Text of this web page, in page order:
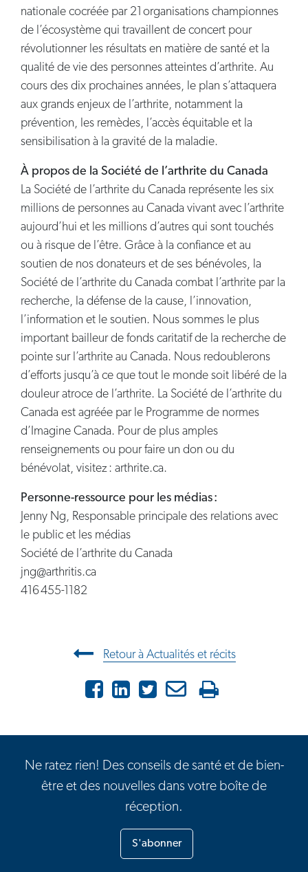
nationale cocréée par 21 organisations championnes
de l’écosystème qui travaillent de concert pour
révolutionner les résultats en matière de santé et la
qualité de vie des personnes atteintes d’arthrite. Au
cours des dix prochaines années, le plan s’attaquera
aux grands enjeux de l’arthrite, notamment la
prévention, les remèdes, l’accès équitable et la
sensibilisation à la gravité de la maladie.
À propos de la Société de l’arthrite du Canada
La Société de l’arthrite du Canada représente les six
millions de personnes au Canada vivant avec l’arthrite
aujourd’hui et les millions d’autres qui sont touchés
ou à risque de l’être. Grâce à la confiance et au
soutien de nos donateurs et de ses bénévoles, la
Société de l’arthrite du Canada combat l’arthrite par la
recherche, la défense de la cause, l’innovation,
l’information et le soutien. Nous sommes le plus
important bailleur de fonds caritatif de la recherche de
pointe sur l’arthrite au Canada. Nous redoublerons
d’efforts jusqu’à ce que tout le monde soit libéré de la
douleur atroce de l’arthrite. La Société de l’arthrite du
Canada est agréée par le Programme de normes
d’Imagine Canada. Pour de plus amples
renseignements ou pour faire un don ou du
bénévolat, visitez : arthrite.ca.
Personne-ressource pour les médias :
Jenny Ng, Responsable principale des relations avec
le public et les médias
Société de l’arthrite du Canada
jng@arthritis.ca
416 455-1182
Navigation entre les articles
Retour à Actualités et récits
FacebookLinkedIn
X Courriel
Ne ratez rien! Des conseils de santé et de bien-
être et des nouvelles dans votre boîte de
réception.
S'abonner